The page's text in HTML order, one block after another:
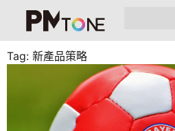
Tag: 新產品策略